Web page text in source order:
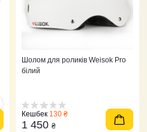
Шолом для роликів Weisok Pro
білий
Кешбек 130 ₴
1 450 ₴